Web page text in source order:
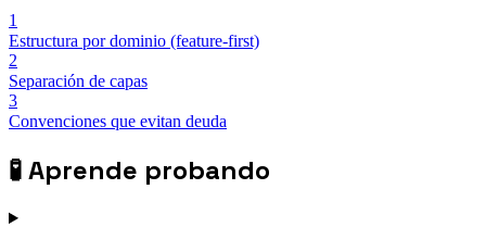
1
Estructura por dominio (feature-first)
2
Separación de capas
3
Convenciones que evitan deuda
🧪Aprende probando